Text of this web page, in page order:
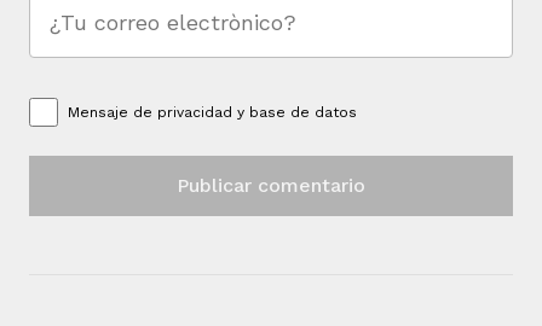
Mensaje de privacidad y base de datos